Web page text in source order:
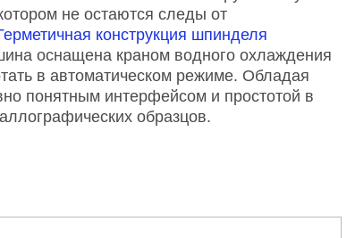
не остаются следы от
конструкция шпинделя
оснащена краном водного охлаждения
в автоматическом режиме. Обладая
понятным интерфейсом и простотой в
образцов.